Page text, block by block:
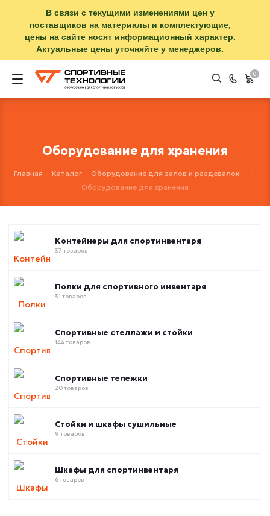
В связи с текущими изменениями цен у
поставщиков на материалы и комплектующие,
цены на сайте носят информационный характер.
Актуальные цены уточняйте у менеджеров.
0
Оборудование для хранения
Главная - Каталог - Оборудование для залов и раздевалок
-
Оборудование для хранения
Контейнеры для спортинвентаря
37 товаров
Полки для спортивного инвентаря
31 товаров
Спортивные стеллажи и стойки
144 товаров
Спортивные тележки
20 товаров
Стойки и шкафы сушильные
9 товаров
Шкафы для спортинвентаря
6 товаров